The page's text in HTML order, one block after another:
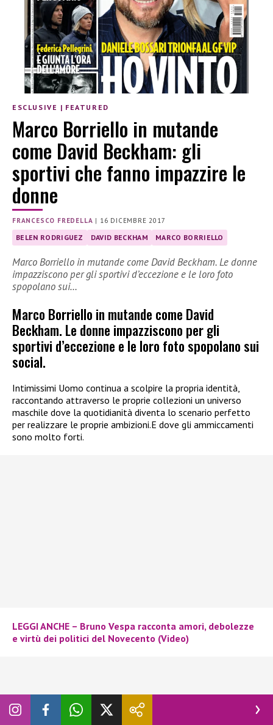
ESCLUSIVE | FEATURED
Marco Borriello in mutande
come David Beckham: gli
sportivi che fanno impazzire le
donne
FRANCESCO FREDELLA | 16 DICEMBRE 2017
BELEN RODRIGUEZ DAVID BECKHAM MARCO BORRIELLO
Marco Borriello in mutande come David Beckham. Le donne
impazziscono per gli sportivi d’eccezione e le loro foto
spopolano sui…
Marco Borriello in mutande come David
Beckham. Le donne impazziscono per gli
sportivi d’eccezione e le loro foto spopolano sui
social.
Intimissimi Uomo continua a scolpire la propria identità,
raccontando attraverso le proprie collezioni un universo
maschile dove la quotidianità diventa lo scenario perfetto
per realizzare le proprie ambizioni.E dove gli ammiccamenti
sono molto forti.
LEGGI ANCHE – Bruno Vespa racconta amori, debolezze
e virtù dei politici del Novecento (Video)